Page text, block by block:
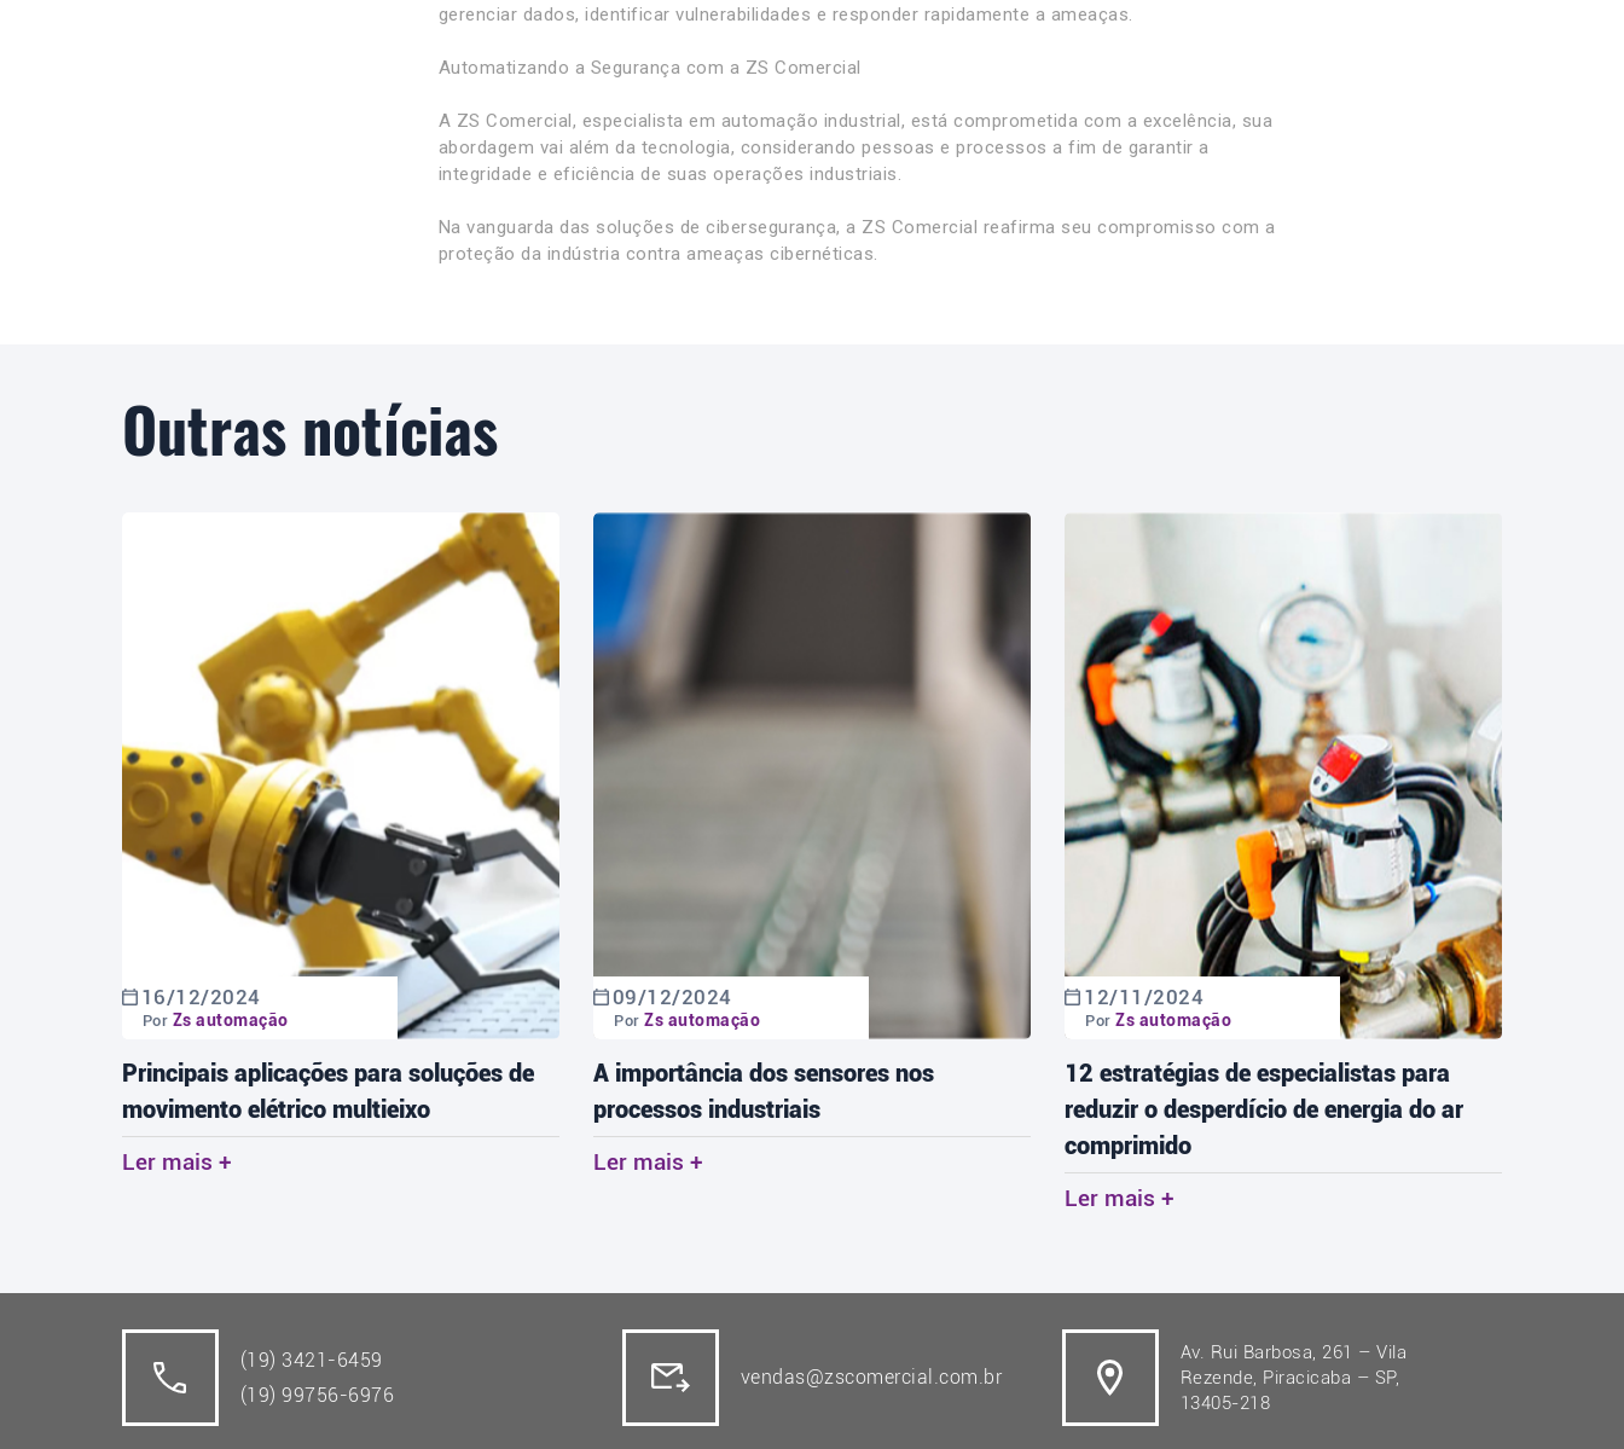
gerenciar dados, identificar vulnerabilidades e responder rapidamente a ameaças.
Automatizando a Segurança com a ZS Comercial
A ZS Comercial, especialista em automação industrial, está comprometida com a excelência, sua
abordagem vai além da tecnologia, considerando pessoas e processos a fim de garantir a
integridade e eficiência de suas operações industriais.
Na vanguarda das soluções de cibersegurança, a ZS Comercial reafirma seu compromisso com a
proteção da indústria contra ameaças cibernéticas.
Outras notícias
16/12/2024
Por Zs automação
Principais aplicações para soluções de
movimento elétrico multieixo
Ler mais +
09/12/2024
PorZs automação
A importância dos sensores nos
processos industriais
Ler mais +
12/11/2024
PorZs automação
12 estratégias de especialistas para
reduzir o desperdício de energia do ar
comprimido
Ler mais +
(19) 3421-6459
(19) 99756-6976
vendas@zscomercial.com.br
Av. Rui Barbosa, 261 – Vila
Rezende, Piracicaba – SP,
13405-218